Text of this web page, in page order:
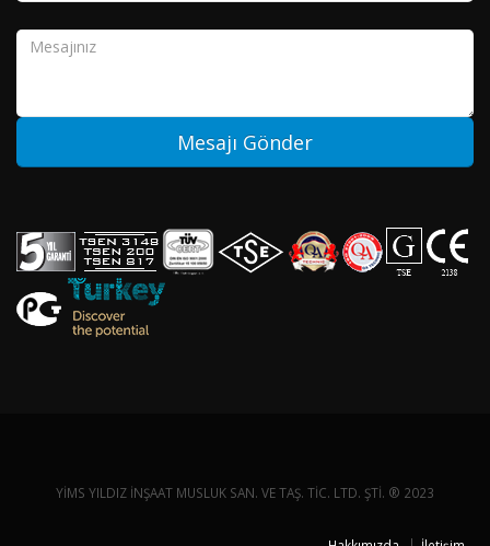
YİMS YILDIZ İNŞAAT MUSLUK SAN. VE TAŞ. TİC. LTD. ŞTİ. ® 2023